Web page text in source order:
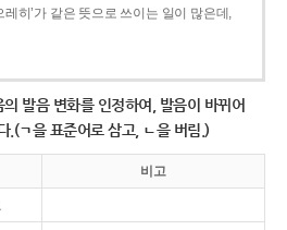
레히’가 같은 뜻으로 쓰이는 일이 많은데,
발음 변화를 인정하여, 발음이 바뀌어
.(ㄱ을 표준어로 삼고, ㄴ을 버림.)
비고